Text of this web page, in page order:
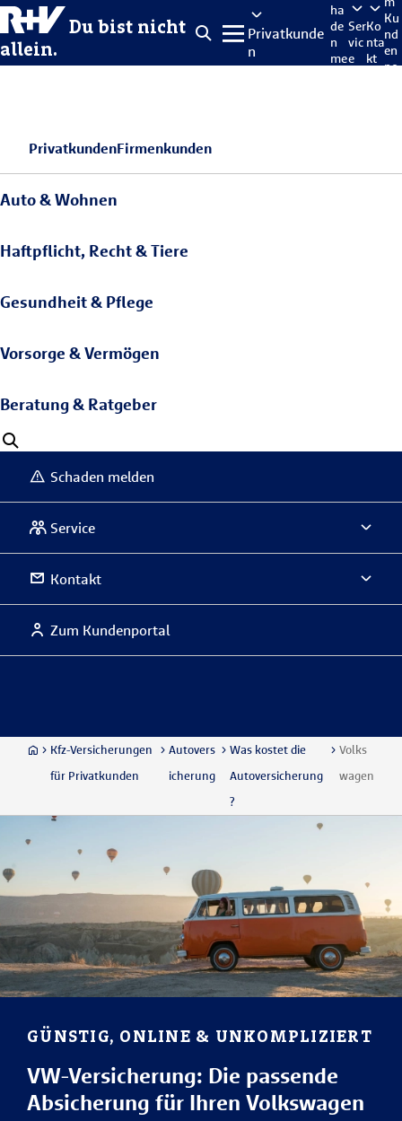
Du bist nicht
allein.
Privatkunde
n
ha
de
n
me
Ser
vic
e
Ko
nta
kt
Ku
nd
en
po
PrivatkundenFirmenkunden
Auto & Wohnen
Haftpflicht, Recht & Tiere
Gesundheit & Pflege
Vorsorge & Vermögen
Beratung & Ratgeber
Schaden melden
Service
Kontakt
Zum Kundenportal
Kfz-Versicherungen
für Privatkunden
Autovers
icherung
Was kostet die
Autoversicherung
?
Volks
wagen
GÜNSTIG, ONLINE & UNKOMPLIZIERT
VW-Versicherung: Die passende
Absicherung für Ihren Volkswagen